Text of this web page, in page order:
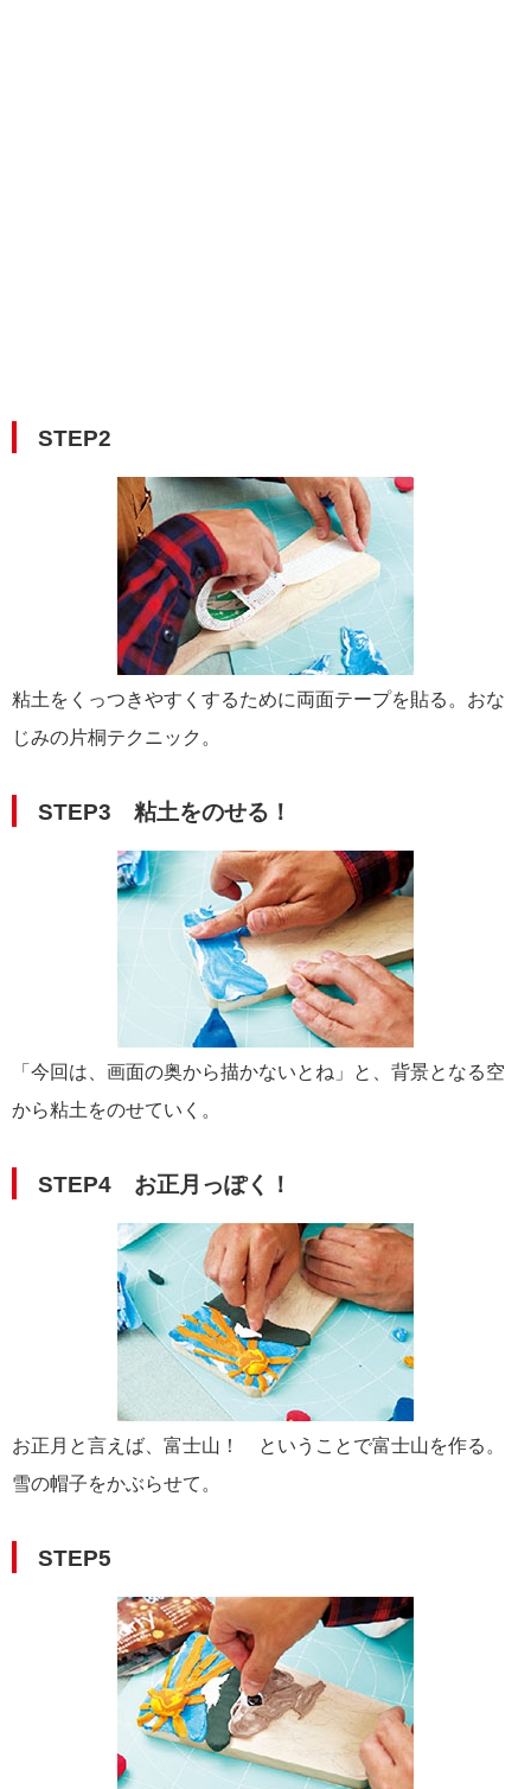
STEP2
粘土をくっつきやすくするために両面テープを貼る。おな
じみの片桐テクニック。
STEP3 粘土をのせる！
「今回は、画面の奥から描かないとね」と、背景となる空
から粘土をのせていく。
STEP4 お正月っぽく！
お正月と言えば、富士山！ ということで富士山を作る。
雪の帽子をかぶらせて。
STEP5